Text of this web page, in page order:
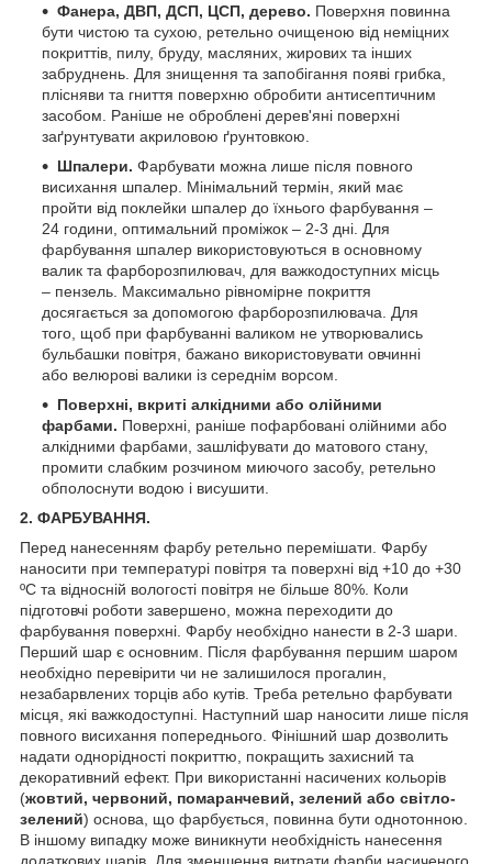
Фанера, ДВП, ДСП, ЦСП, дерево. Поверхня повинна
бути чистою та сухою, ретельно очищеною від неміцних
покриттів, пилу, бруду, масляних, жирових та інших
забруднень. Для знищення та запобігання появі грибка,
плісняви та гниття поверхню обробити антисептичним
засобом. Раніше не оброблені дерев'яні поверхні
заґрунтувати акриловою ґрунтовкою.
Шпалери. Фарбувати можна лише після повного
висихання шпалер. Мінімальний термін, який має
пройти від поклейки шпалер до їхнього фарбування –
24 години, оптимальний проміжок – 2-3 дні. Для
фарбування шпалер використовуються в основному
валик та фарборозпилювач, для важкодоступних місць
– пензель. Максимально рівномірне покриття
досягається за допомогою фарборозпилювача. Для
того, щоб при фарбуванні валиком не утворювались
бульбашки повітря, бажано використовувати овчинні
або велюрові валики із середнім ворсом.
Поверхні, вкриті алкідними або олійними
фарбами. Поверхні, раніше пофарбовані олійними або
алкідними фарбами, зашліфувати до матового стану,
промити слабким розчином миючого засобу, ретельно
обполоснути водою і висушити.
2. ФАРБУВАННЯ.
Перед нанесенням фарбу ретельно перемішати. Фарбу
наносити при температурі повітря та поверхні від +10 до +30
ºС та відносній вологості повітря не більше 80%. Коли
підготовчі роботи завершено, можна переходити до
фарбування поверхні. Фарбу необхідно нанести в 2-3 шари.
Перший шар є основним. Після фарбування першим шаром
необхідно перевірити чи не залишилося прогалин,
незабарвлених торців або кутів. Треба ретельно фарбувати
місця, які важкодоступні. Наступний шар наносити лише після
повного висихання попереднього. Фінішний шар дозволить
надати однорідності покриттю, покращить захисний та
декоративний ефект. При використанні насичених кольорів
(жовтий, червоний, помаранчевий, зелений або світло-
зелений) основа, що фарбується, повинна бути однотонною.
В іншому випадку може виникнути необхідність нанесення
додаткових шарів. Для зменшення витрати фарби насиченого